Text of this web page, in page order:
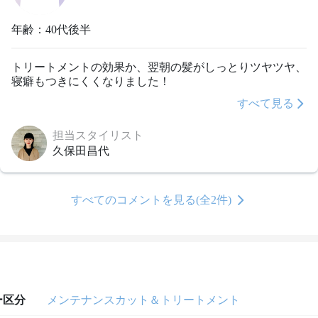
年齢：40代後半
トリートメントの効果か、翌朝の髪がしっとりツヤツヤ、
すべて見る
担当スタイリスト
久保田昌代
すべてのコメントを見る(全2件)
区分 メンテナンスカット＆トリートメント